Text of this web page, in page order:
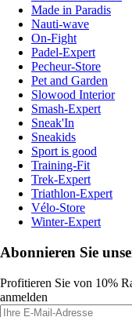
Made in Paradis
Nauti-wave
On-Fight
Padel-Expert
Pecheur-Store
Pet and Garden
Slowood Interior
Smash-Expert
Sneak'In
Sneakids
Sport is good
Training-Fit
Trek-Expert
Triathlon-Expert
Vélo-Store
Winter-Expert
Abonnieren Sie
Profitieren Sie von 10%
anmelden